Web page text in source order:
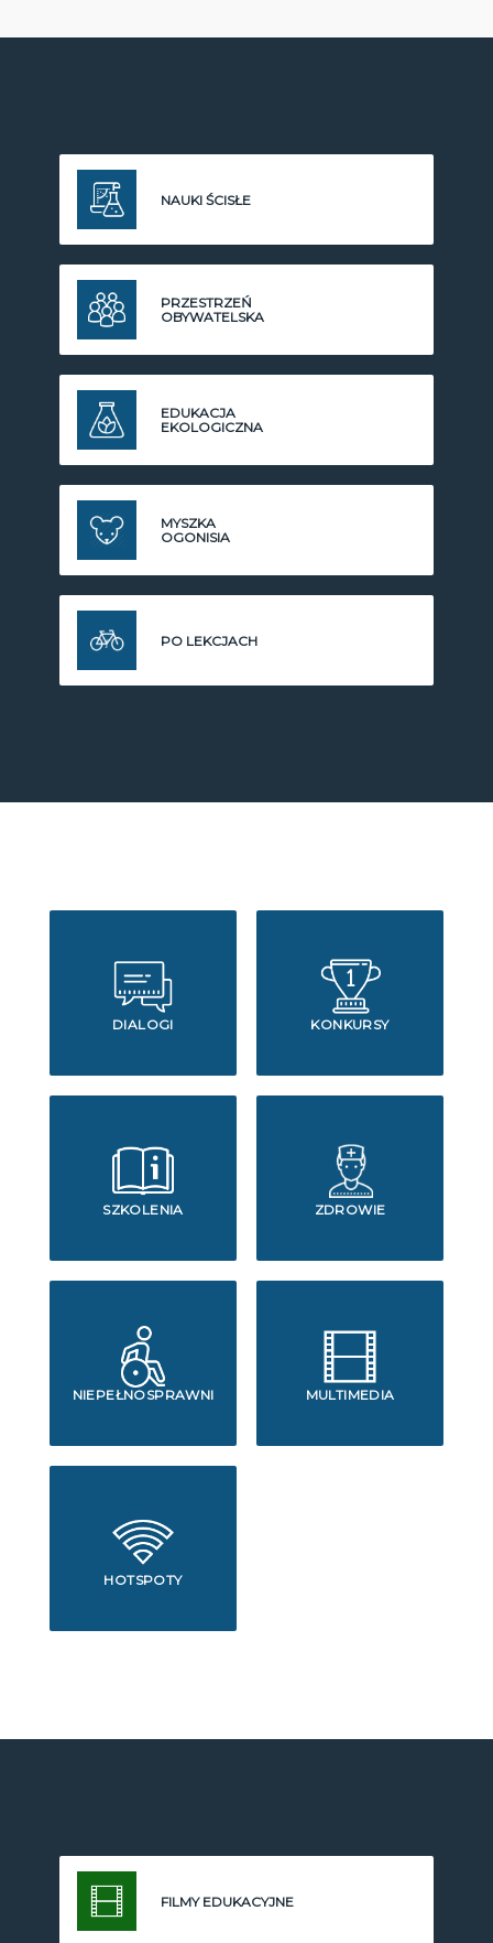
NAUKI ŚCISŁE
PRZESTRZEŃ
OBYWATELSKA
EDUKACJA
EKOLOGICZNA
MYSZKA
OGONISIA
PO LEKCJACH
DIALOGI KONKURSY
SZKOLENIA ZDROWIE
NIEPEŁNOSPRAWNI MULTIMEDIA
HOTSPOTY
FILMY EDUKACYJNE